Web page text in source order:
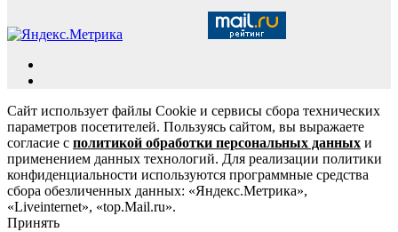
Сайт использует файлы Cookie и сервисы сбора технических
параметров посетителей. Пользуясь сайтом, вы выражаете
согласие с политикой обработки персональных данных и
применением данных технологий. Для реализации политики
конфиденциальности используются программные средства
сбора обезличенных данных: «Яндекс.Метрика»,
«Liveinternet», «top.Mail.ru».
Принять